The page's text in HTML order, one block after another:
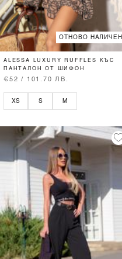
ОТНОВО НАЛИЧЕН
ALESSA LUXURY RUFFLES КЪС
ПАНТАЛОН ОТ ШИФОН
€52 / 101.70 ЛВ.
XS S M